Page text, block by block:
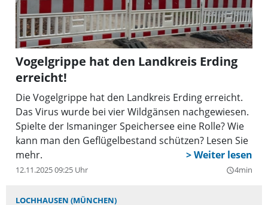
Vogelgrippe hat den Landkreis Erding
erreicht!
Die Vogelgrippe hat den Landkreis Erding erreicht.
Das Virus wurde bei vier Wildgänsen nachgewiesen.
Spielte der Ismaninger Speichersee eine Rolle? Wie
kann man den Geflügelbestand schützen? Lesen Sie
mehr.
12.11.2025 09:25 Uhr query_builder4min
LOCHHAUSEN (MÜNCHEN)